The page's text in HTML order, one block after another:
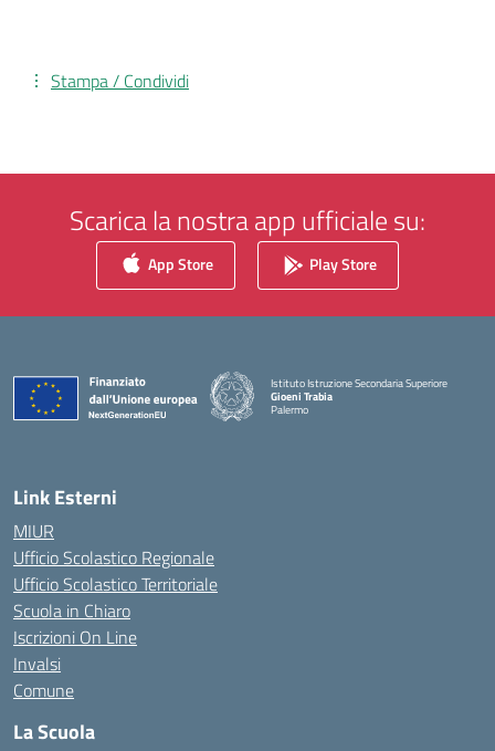
Stampa / Condividi
Scarica la nostra app ufficiale su:
App Store Play Store
Istituto Istruzione Secondaria Superiore
Gioeni Trabia
Palermo
Link Esterni
MIUR
Ufficio Scolastico Regionale
Ufficio Scolastico Territoriale
Scuola in Chiaro
Iscrizioni On Line
Invalsi
Comune
La Scuola